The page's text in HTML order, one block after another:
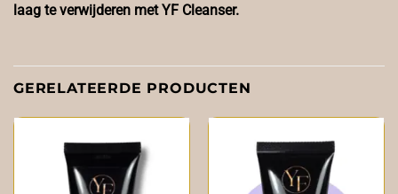
laag te verwijderen met YF Cleanser.
GERELATEERDE PRODUCTEN